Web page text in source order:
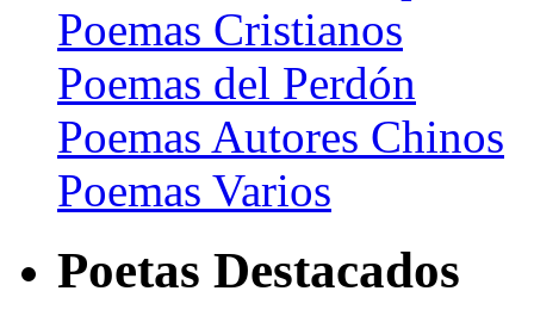
Poemas Cristianos
Poemas del Perdón
Poemas Autores Chinos
Poemas Varios
Poetas Destacados